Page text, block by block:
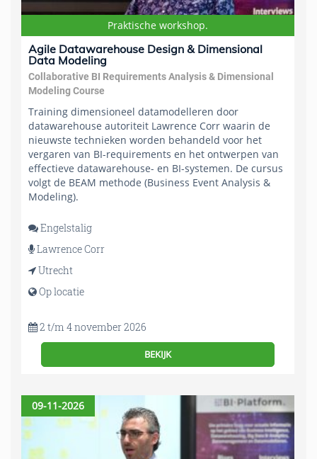
Praktische workshop.
Agile Datawarehouse Design & Dimensional
Data Modeling
Collaborative BI Requirements Analysis & Dimensional
Modeling Course
Training dimensioneel datamodelleren door
datawarehouse autoriteit Lawrence Corr waarin de
nieuwste technieken worden behandeld voor het
vergaren van BI-requirements en het ontwerpen van
effectieve datawarehouse- en BI-systemen. De cursus
volgt de BEAM methode (Business Event Analysis &
Modeling).
Engelstalig
Lawrence Corr
Utrecht
Op locatie
2 t/m 4 november 2026
BEKIJK
09-11-2026